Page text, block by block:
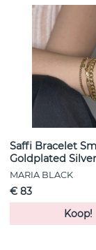
Saffi Bracelet
Goldplated
MARIA BLACK
€ 83
Koop!